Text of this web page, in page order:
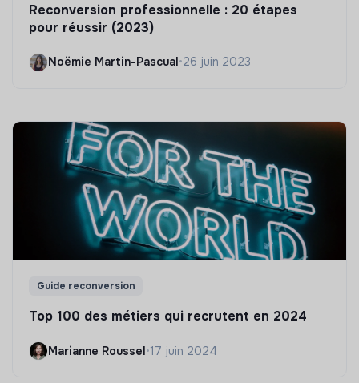
Reconversion professionnelle : 20 étapes
pour réussir (2023)
Noëmie Martin-Pascual•26 juin 2023
Guide reconversion
Top 100 des métiers qui recrutent en 2024
Marianne Roussel•17 juin 2024